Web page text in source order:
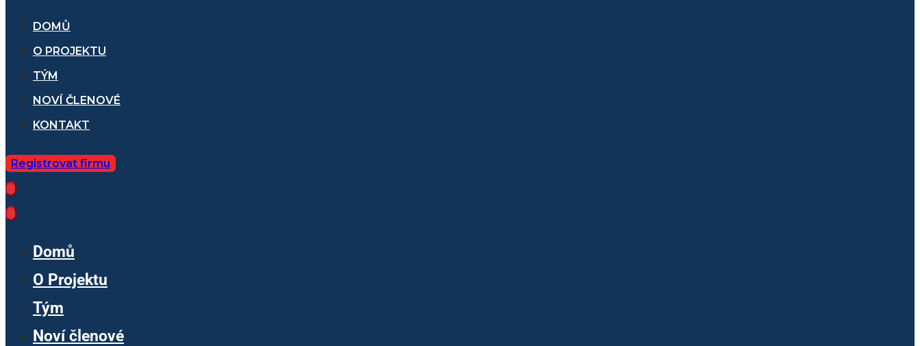
DOMŮ
O PROJEKTU
TÝM
NOVÍ ČLENOVÉ
KONTAKT
Registrovat firmu
Domů
O Projektu
Tým
Noví členové